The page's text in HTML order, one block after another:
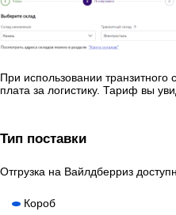
При использовании транзитного
плата за логистику. Тариф вы
Тип поставки
Отгрузка на Вайлдберриз
Короб